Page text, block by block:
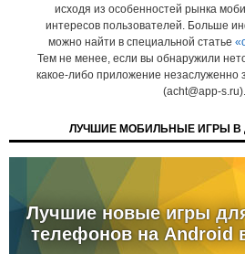
исходя из особенностей рынка
интересов пользователей. Больше
можно найти в специальной статье
Тем не менее, если вы обнаружили
какое-либо приложение
(acht@app-s.ru).
ЛУЧШИЕ МОБИЛЬНЫЕ ИГРЫ В
Лучшие новые игры
телефонов на Android